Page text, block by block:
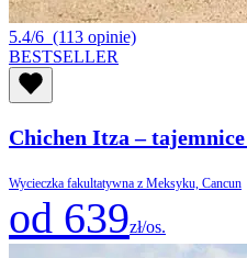
5.4/6 (113 opinie)
BESTSELLER
Chichen Itza –
Wycieczka fakultatywna z Meksyku, Cancun
od 639zł/os.